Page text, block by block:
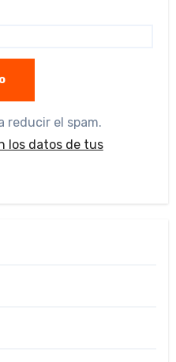
reducir el spam.
los datos de tus